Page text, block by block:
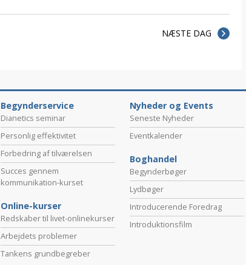
NÆSTE DAG
Begynderservice
Dianetics seminar
Personlig effektivitet
Forbedring af tilværelsen
Succes gennem
kommunikation-kurset
Online-kurser
Redskaber til livet-onlinekurser
Arbejdets problemer
Tankens grundbegreber
Nyheder og Events
Seneste Nyheder
Eventkalender
Boghandel
Begynderbøger
Lydbøger
Introducerende Foredrag
Introduktionsfilm